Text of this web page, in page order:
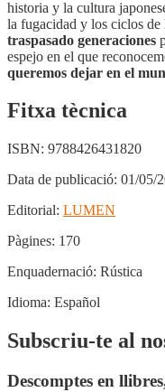
historia y la cultura
la fugacidad y los ciclos de
traspasado generaciones
espejo en el que
queremos dejar en el
Fitxa tècnica
ISBN: 9788426431820
Data de publicació: 01/05/
Editorial: LUMEN
Pàgines: 170
Enquadernació: Rústica
Idioma: Español
Subscriu-te al
Descomptes en